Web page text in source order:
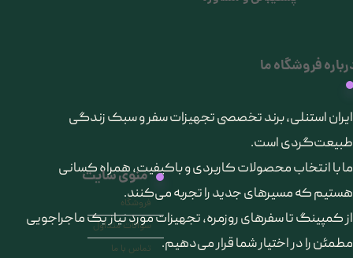
فروشگاه ما
​ایران استنلی، برند تخصصی تجهیزات سفر و سبک زندگی
طبیعت‌گردی است.
ما با انتخاب محصولات کاربردی و باکیفیت، همراه کسانی
هستیم که مسیرهای جدید را تجربه می‌کنند.
از کمپینگ تا سفرهای روزمره، تجهیزات مورد نیاز یک ماجراجویی
مطمئن را در اختیار شما قرار می‌دهیم.
منوی سایت
فروشگاه
سوالات متداول
تماس با ما